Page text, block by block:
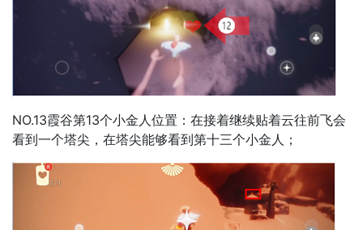
NO.13霞谷第13个小金人位置：在接着继续贴着云往前飞会
看到一个塔尖，在塔尖能够看到第十三个小金人；